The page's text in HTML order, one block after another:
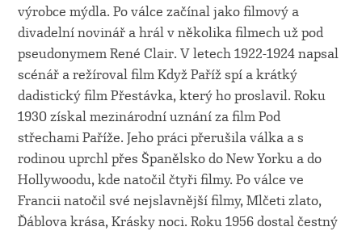
výrobce mýdla. Po válce začínal jako filmový a
divadelní novinář a hrál v několika filmech už pod
pseudonymem René Clair. V letech 1922-1924 napsal
scénář a režíroval film Když Paříž spí a krátký
dadistický film Přestávka, který ho proslavil. Roku
1930 získal mezinárodní uznání za film Pod
střechami Paříže. Jeho práci přerušila válka a s
rodinou uprchl přes Španělsko do New Yorku a do
Hollywoodu, kde natočil čtyři filmy. Po válce ve
Francii natočil své nejslavnější filmy, Mlčeti zlato,
Ďáblova krása, Krásky noci. Roku 1956 dostal čestný